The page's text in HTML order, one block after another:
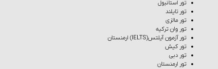
تور استانبول
تور تایلند
تور مالزی
تور وان ترکیه
تور آزمون آیلتس(IELTS) ارمنستان
تور کیش
تور دبی
تور ارمنستان